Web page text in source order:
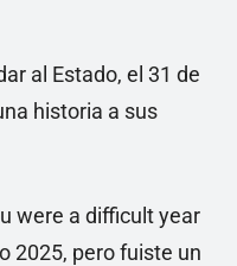
al Estado, el 31 de
historia a sus
were a difficult year
2025, pero fuiste un